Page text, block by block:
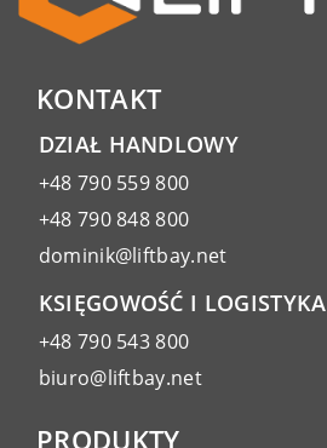
KONTAKT
DZIAŁ HANDLOWY
+48 790 559 800
+48 790 848 800
dominik@liftbay.net
KSIĘGOWOŚĆ I LOGISTYKA
+48 790 543 800
biuro@liftbay.net
PRODUKTY